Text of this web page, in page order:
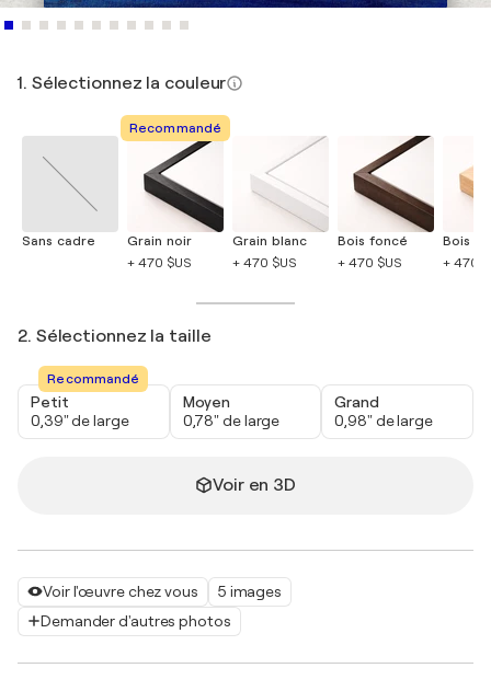
Voir l'œuvre chez vous
5 images
Demander d'autres photos
1. Sélectionnez la couleur
Sans cadre
Recommandé
Grain noir
+ 470 $US
Grain blanc
+ 470 $US
Bois foncé
+ 470 $US
Bois
+ 470
2. Sélectionnez la taille
Recommandé
Petit
0,39" de large
Moyen
0,78" de large
Grand
0,98" de large
Voir en 3D